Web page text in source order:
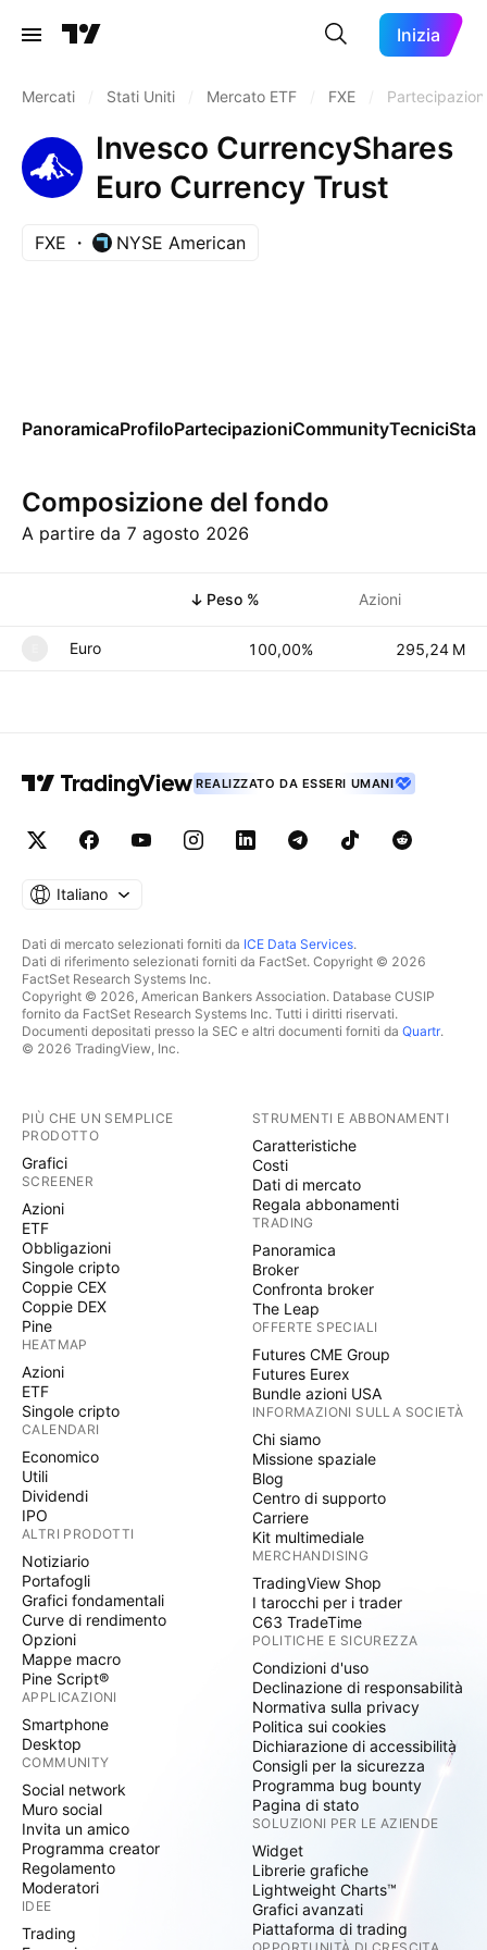
Inizia
Mercati Stati Uniti Mercato ETF FXE Partecipazioni
Invesco CurrencyShares
Euro Currency Trust
FXE NYSE American
PanoramicaProfiloPartecipazioniCommunityTecnici
Composizione del fondo
A partire da 7 agosto 2026
Peso % Azioni
Euro 100,00% ‪‪295,24 M‬‬
REALIZZATO DA ESSERI UMANI
Italiano
Dati di mercato selezionati forniti da ICE Data Services.
Dati di riferimento selezionati forniti da FactSet. Copyright © 2026
FactSet Research Systems Inc.
Copyright © 2026, American Bankers Association. Database CUSIP
fornito da FactSet Research Systems Inc. Tutti i diritti riservati.
Documenti depositati presso la SEC e altri documenti forniti da Quartr.
© 2026 TradingView, Inc.
PIÙ CHE UN SEMPLICE
PRODOTTO
Grafici
SCREENER
Azioni
ETF
Obbligazioni
Singole cripto
Coppie CEX
Coppie DEX
Pine
HEATMAP
Azioni
ETF
Singole cripto
CALENDARI
Economico
Utili
Dividendi
IPO
ALTRI PRODOTTI
Notiziario
Portafogli
Grafici fondamentali
Curve di rendimento
Opzioni
Mappe macro
Pine Script®
APPLICAZIONI
Smartphone
Desktop
COMMUNITY
Social network
Muro social
Invita un amico
Programma creator
Regolamento
Moderatori
IDEE
Trading
STRUMENTI E ABBONAMENTI
Caratteristiche
Costi
Dati di mercato
Regala abbonamenti
TRADING
Panoramica
Broker
Confronta broker
The Leap
OFFERTE SPECIALI
Futures CME Group
Futures Eurex
Bundle azioni USA
INFORMAZIONI SULLA SOCIETÀ
Chi siamo
Missione spaziale
Blog
Centro di supporto
Carriere
Kit multimediale
MERCHANDISING
TradingView Shop
I tarocchi per i trader
C63 TradeTime
POLITICHE E SICUREZZA
Condizioni d'uso
Declinazione di responsabilità
Normativa sulla privacy
Politica sui cookies
Dichiarazione di accessibilità
Consigli per la sicurezza
Programma bug bounty
Pagina di stato
SOLUZIONI PER LE AZIENDE
Widget
Librerie grafiche
Lightweight Charts™
Grafici avanzati
Piattaforma di trading